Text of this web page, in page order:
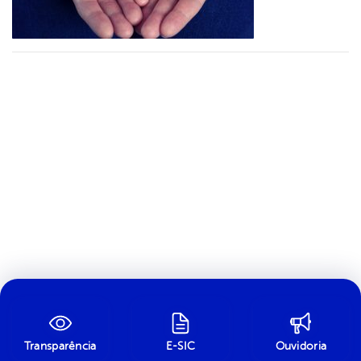
Transparência E-SIC Ouvidoria